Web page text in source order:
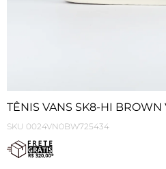
TÊNIS VANS SK8-HI
SKU 0024VN0BW725434